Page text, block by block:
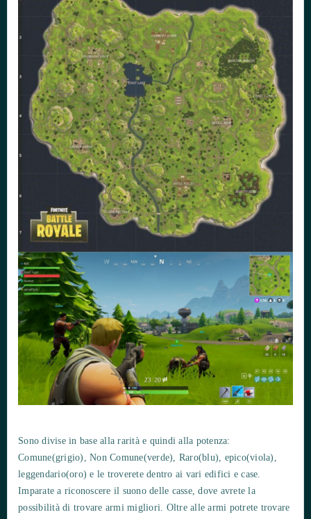
Sono divise in base alla rarità e quindi alla potenza:
Comune(grigio), Non Comune(verde), Raro(blu), epico(viola),
leggendario(oro) e le troverete dentro ai vari edifici e case.
Imparate a riconoscere il suono delle casse, dove avrete la
possibilità di trovare armi migliori. Oltre alle armi potrete trovare